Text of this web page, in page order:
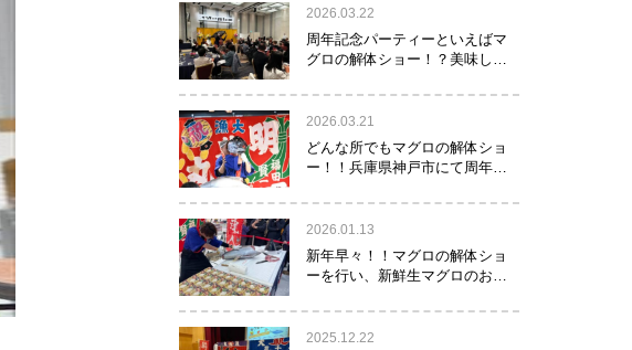
2026.03.22
周年記念パーティーといえばマ
グロの解体ショー！？美味し
2026.03.21
どんな所でもマグロの解体ショ
ー！！兵庫県神戸市にて周年記
て参りました！！
2026.01.13
新年早々！！マグロの解体ショ
ーを行い、新鮮生マグロのお寿
舞い！！！
2025.12.22